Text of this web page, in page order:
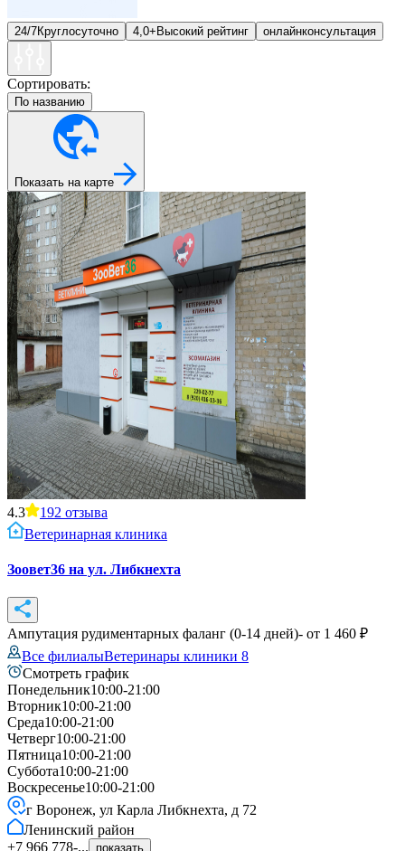
24/7Круглосуточно 4,0+ Высокий рейтинг онлайнконсультация
Сортировать:
По названию
Показать на карте
4.3 192 отзыва
Ветеринарная клиника
Зоовет36 на ул. Либкнехта
Ампутация рудиментарных фаланг (0-14 дней)- от 1 460 ₽
Все филиалыВетеринары клиники 8
Смотреть график
Понедельник10:00-21:00
Вторник10:00-21:00
Среда10:00-21:00
Четверг10:00-21:00
Пятница10:00-21:00
Суббота10:00-21:00
Воскресенье10:00-21:00
г Воронеж, ул Карла Либкнехта, д 72
Ленинский район
+7 966 778-...
показать